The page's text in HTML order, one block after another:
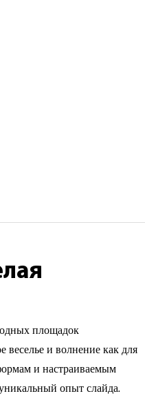
площадок
веселье и волнение как для
и настраиваемым
опыт слайда.